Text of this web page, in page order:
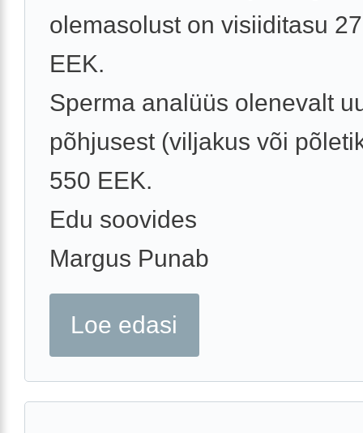
olemasolust on visiiditasu
EEK.
Sperma analüüs olenevalt
põhjusest (viljakus või
550 EEK.
Edu soovides
Margus Punab
Loe edasi